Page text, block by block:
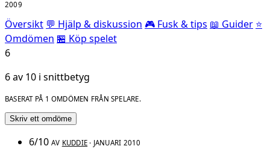
2009
Översikt 💬 Hjälp & diskussion 🎮 Fusk & tips 📖 Guider ⭐
Omdömen 🏪 Köp spelet
6
6 av 10 i snittbetyg
BASERAT PÅ 1 OMDÖMEN FRÅN SPELARE.
Skriv ett omdöme
6/10 AV KUDDIE · JANUARI 2010